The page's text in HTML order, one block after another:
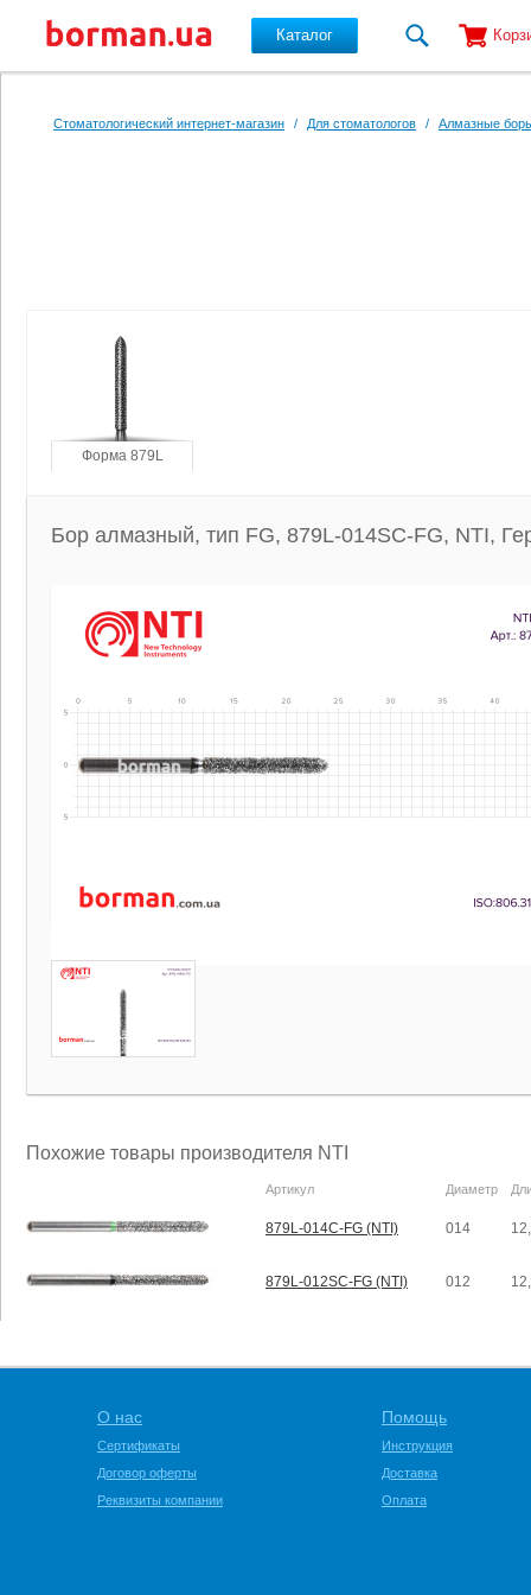
Каталог
Стоматологический интернет-магазин / Для стоматологов / Алмазные
Форма 879L
Бор алмазный, тип FG, 879L-014SC-FG, NTI,
Похожие товары производителя NTI
Артикул Диаметр
879L-014C-FG (NTI) 014
879L-012SC-FG (NTI) 012
О нас
Сертификаты
Договор оферты
Реквизиты компании
Помощь
Инструкция
Доставка
Оплата